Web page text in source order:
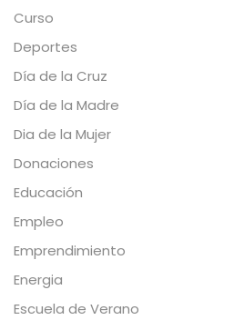
Curso
Deportes
Día de la Cruz
Día de la Madre
Dia de la Mujer
Donaciones
Educación
Empleo
Emprendimiento
Energia
Escuela de Verano